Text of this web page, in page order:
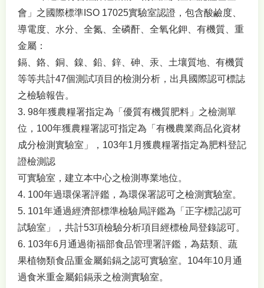
會」之國際標準ISO 17025實驗室認證，包含酸鹼度、
導電度、水分、全氮、全磷酐、全氧化鉀、有機質、重
金屬：
鎘、鉻、銅、鎳、鉛、鋅、砷、汞、土壤質地、有機質
等等共計47個測試項目的檢測分析，出具國際認可標誌
之檢驗報告。
3. 98年獲農糧署指定為「優質有機質肥料」之檢測單
位，100年獲農糧署認可指定為「有機農業商品化資材
成分檢測實驗室」，103年1月獲農糧署指定為肥料登記
證檢測認
可實驗室，建立本中心之檢測專業地位。
4. 100年過環保署評鑑，為環保署認可之檢測實驗室。
5. 101年通過經濟部標準檢驗局評鑑為「正字標記認可
試驗室」，共計53項檢驗分析項目經標檢局登錄認可。
6. 103年6月通過衛福部食品管理署評鑑，為菇類、蔬
果植物類食品重金屬鉛鎘之認可實驗室。104年10月通
過食米重金屬鉛鎘汞之檢測實驗室。